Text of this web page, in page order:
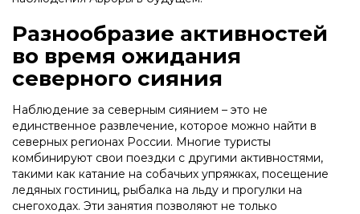
Разнообразие активностей
во время ожидания
северного сияния
Наблюдение за северным сиянием – это не
единственное развлечение, которое можно найти в
северных регионах России. Многие туристы
комбинируют свои поездки с другими активностями,
такими как катание на собачьих упряжках, посещение
ледяных гостиниц, рыбалка на льду и прогулки на
снегоходах. Эти занятия позволяют не только